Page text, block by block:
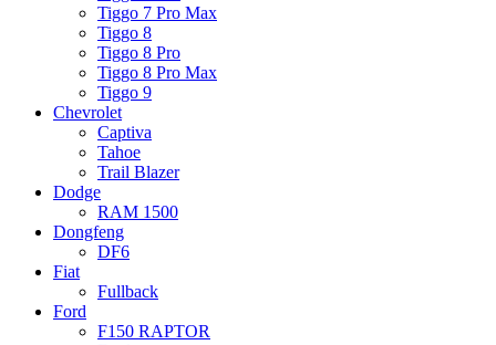
Tiggo 7 Pro Max
Tiggo 8
Tiggo 8 Pro
Tiggo 8 Pro Max
Tiggo 9
Chevrolet
Captiva
Tahoe
Trail Blazer
Dodge
RAM 1500
Dongfeng
DF6
Fiat
Fullback
Ford
F150 RAPTOR